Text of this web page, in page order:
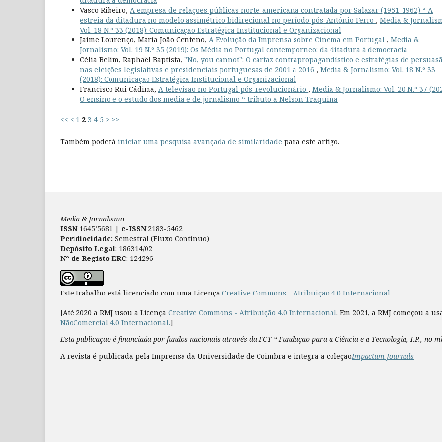
Vasco Ribeiro, A empresa de relações públicas norte-americana contratada por Salazar (1951-1962) “ A
estreia da ditadura no modelo assimétrico bidirecional no período pós-António Ferro , Media &
Vol. 18 N.º 33 (2018): Comunicação Estratégica Institucional e Organizacional
Jaime Lourenço, Maria João Centeno, A Evolução da Imprensa sobre Cinema em Portugal , Media &
Jornalismo: Vol. 19 N.º 35 (2019): Os Média no Portugal contemporneo: da ditadura à democracia
Célia Belim, Raphaël Baptista, "No, you cannot": O cartaz contrapropagandístico e estratégias de
nas eleições legislativas e presidenciais portuguesas de 2001 a 2016 , Media & Jornalismo: Vol. 18 N.º 33
(2018): Comunicação Estratégica Institucional e Organizacional
Francisco Rui Cádima, A televisão no Portugal pós-revolucionário , Media & Jornalismo: Vol. 20 N.º 37
O ensino e o estudo dos media e de jornalismo “ tributo a Nelson Traquina
<< < 1 2 3 4 5 > >>
Também poderá iniciar uma pesquisa avançada de similaridade para este artigo.
Media & Jornalismo
ISSN 1645‘5681 | e-ISSN2183-5462
Peridiocidade: Semestral (Fluxo Contínuo)
Depósito Legal: 186314/02
Nº de Registo ERC: 124296
Este trabalho está licenciado com uma Licença Creative Commons - Atribuição 4.0 Internacional.
[Até 2020 a RMJ usou a Licença Creative Commons - Atribuição 4.0 Internacional. Em 2021, a RMJ começou a
NãoComercial 4.0 Internacional.]
Esta publicação é financiada por fundos nacionais através da FCT “ Fundação para a Ciência e a Tecnologia, I.P., no
A revista é publicada pela Imprensa da Universidade de Coimbra e integra a coleçãoImpactum Journals